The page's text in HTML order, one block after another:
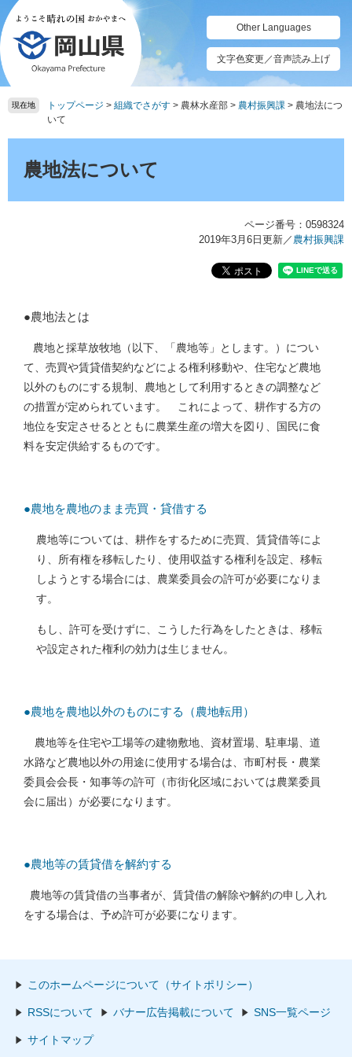
ペ
ー
ジ
の
先
頭
メ
ニ
ュ
ー
を
飛
て
Other Languages
文字色変更／音声読み上げ
現在地 トップページ > 組織でさがす > 農林水産部 > 農村振興課 > 農地法につ
いて
農地法について
ページ番号：0598324
2019年3月6日更新／ 農村振興課
●農地法とは
農地と採草放牧地（以下、「農地等」とします。）につい
て、売買や賃貸借契約などによる権利移動や、住宅など農地
以外のものにする規制、農地として利用するときの調整など
の措置が定められています。 これによって、耕作する方の
地位を安定させるとともに農業生産の増大を図り、国民に食
料を安定供給するものです。
●農地を農地のまま売買・貸借する
農地等については、耕作をするために売買、賃貸借等によ
り、所有権を移転したり、使用収益する権利を設定、移転
しようとする場合には、農業委員会の許可が必要になりま
す。
もし、許可を受けずに、こうした行為をしたときは、移転
や設定された権利の効力は生じません。
●農地を農地以外のものにする（農地転用）
農地等を住宅や工場等の建物敷地、資材置場、駐車場、道
水路など農地以外の用途に使用する場合は、市町村長・農業
委員会会長・知事等の許可（市街化区域においては農業委員
会に届出）が必要になります。
●農地等の賃貸借を解約する
農地等の賃貸借の当事者が、賃貸借の解除や解約の申し入れ
をする場合は、予め許可が必要になります。
このホームページについて（サイトポリシー）
RSSについて バナー広告掲載について SNS一覧ページ
サイトマップ